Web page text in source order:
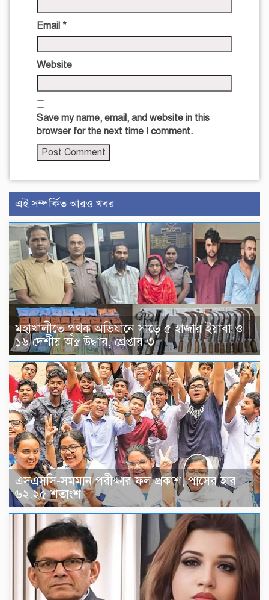
Email *
Website
Save my name, email, and website in this
browser for the next time I comment.
এই সম্পর্কিত আরও খবর
মহাখালীতে পৃথক অভিযানে সাড়ে ৫ হাজার ইয়াবা ও
১৬ দেশীয় অস্ত্র উদ্ধার, গ্রেপ্তার ৩
এসএসসি-সমমান পরীক্ষার ফল প্রকাশ, পাসের হার
৬২.২৫ শতাংশ